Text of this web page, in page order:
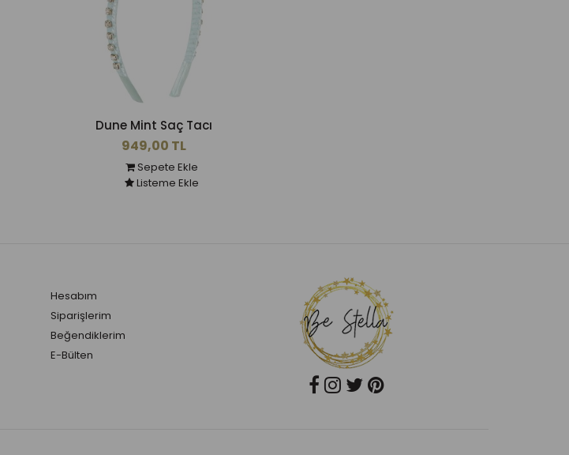
Dune Mint Saç Tacı
949,00 TL
Sepete Ekle
Listeme Ekle
Hesabım
Siparişlerim
Beğendiklerim
E-Bülten